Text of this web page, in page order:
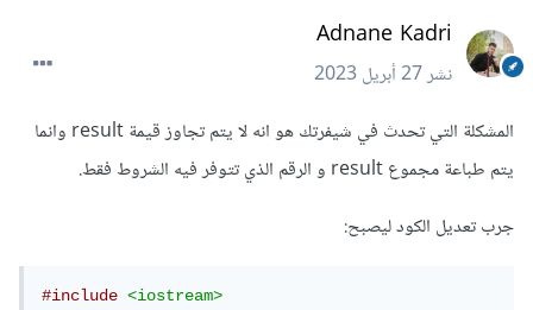
Adnane Kadri
نشر27 أبريل 2023
المشكلة التي تحدث في شيفرتك هو انه لا يتم تجاوز قيمة result وانما
يتم طباعة مجموع result و الرقم الذي تتوفر فيه الشروط فقط.
جرب تعديل الكود ليصبح:
#include
<iostream>